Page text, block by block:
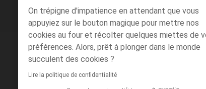
On trépigne d'impatience en attendant que vous
appuyiez sur le bouton magique pour mettre nos
cookies au four et récolter quelques miettes de
préférences. Alors, prêt à plonger dans le monde
succulent des cookies ?
Lire la politique de confidentialité
MODES DE